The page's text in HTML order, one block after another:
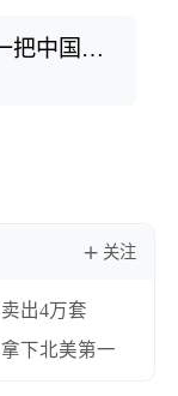
把中国工
关注
出4万套
下北美第一